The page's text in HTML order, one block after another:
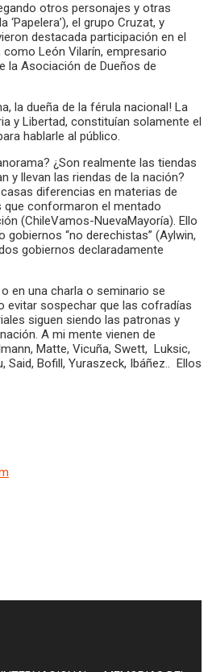
otros personajes y otras
el grupo Cruzat, y
destacada participación en el
León Vilarín, empresario
la Asociación de Dueños de
la dueña de la férula nacional! La
y Libertad, constituían solamente el
hablarle al público.
¿Son realmente las tiendas
y llevan las riendas de la nación?
diferencias en materias de
conformaron el mentado
(ChileVamos-NuevaMayoría). Ello
“no derechistas” (Aylwin,
gobiernos declaradamente
en una charla o seminario se
evitar sospechar que las cofradías
siguen siendo las patronas y
A mi mente vienen de
Matte, Vicuña, Swett, Luksic,
Said, Bofill, Yuraszeck, Ibáñez.. Ellos